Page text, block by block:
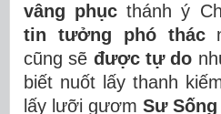
vâng phục thánh ý
tin tưởng phó thác
cũng sẽ được tự do
biết nuốt lấy thanh
lấy lưỡi gươmSự Sống